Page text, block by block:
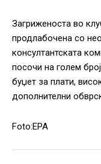
Загриженоста во
продлабочена со
консултантската
посочи на голем
буџет за плати,
дополнителни
Foto:EPA